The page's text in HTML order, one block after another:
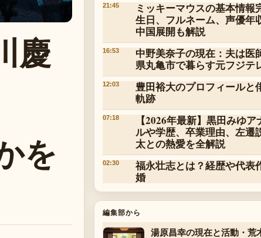
慶
を
21:45
ミッキーマウスの基本情
生日、フルネーム、声優年
中国展開も解説
16:53
中野美奈子の現在：夫は医
県丸亀市で暮らす元フジテ
12:03
豊田裕大のプロフィールと
軌跡
07:18
【2026年最新】黒田みゆ
ルや学歴、卒業理由、左遷
太との熱愛を全解説
02:30
福永壮志とは？経歴や代表
婚
編集部から
湯原昌幸の現在と活動・荒